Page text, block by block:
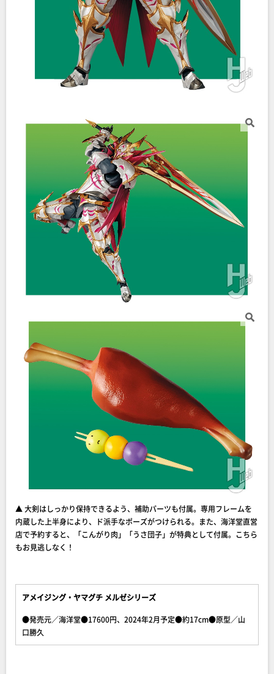
▲ 大剣はしっかり保持できるよう、補助パーツも付属。専用フレームを
内蔵した上半身により、ド派手なポーズがつけられる。また、海洋堂直営
店で予約すると、「こんがり肉」「うさ団子」が特典として付属。こちら
もお見逃しなく！
アメイジング・ヤマグチ メルゼシリーズ
●発売元／海洋堂●17600円、2024年2月予定●約17cm●原型／山
口勝久